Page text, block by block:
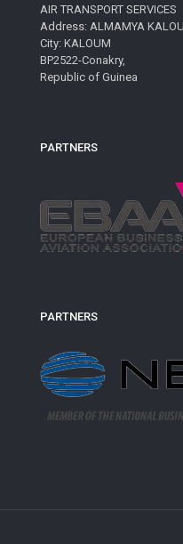
AIR TRANSPORT SERVICES
Address: ALMAMYA
City: KALOUM
BP2522-Conakry,
Republic of Guinea
PARTNERS
PARTNERS